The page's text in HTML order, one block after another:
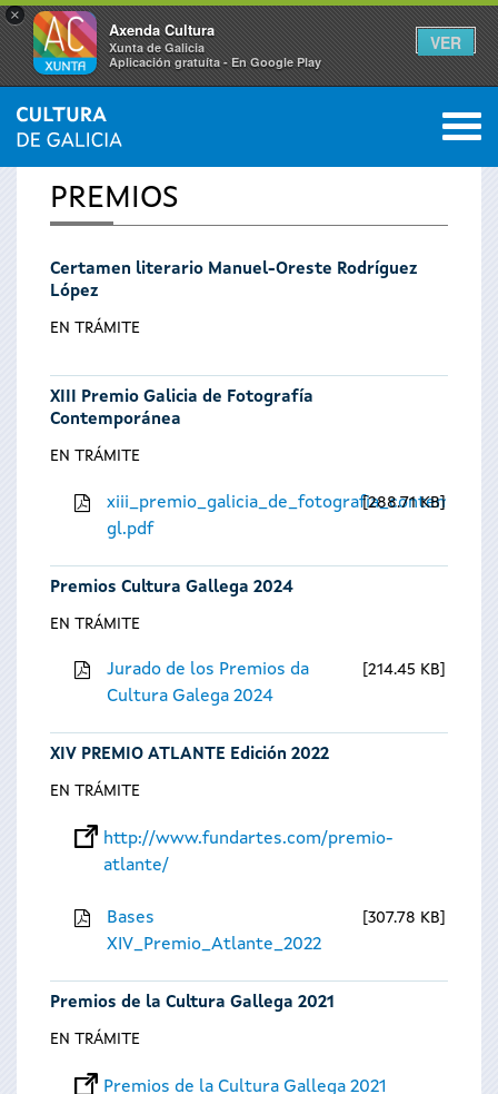
×
Axenda Cultura
Xunta de Galicia
Aplicación gratuíta - En Google Play
VER
Se
encuentra
usted
aquí
INICIO 0
PREMIOS
Certamen literario Manuel-Oreste Rodríguez
López
EN TRÁMITE
XIII Premio Galicia de Fotografía
Contemporánea
EN TRÁMITE
gl.pdf
288.71 KB
Premios Cultura Gallega 2024
EN TRÁMITE
Jurado de los Premios da
Cultura Galega 2024
214.45 KB
XIV PREMIO ATLANTE Edición 2022
EN TRÁMITE
http://www.fundartes.com/premio-
atlante/
Bases
XIV_Premio_Atlante_2022
307.78 KB
Premios de la Cultura Gallega 2021
EN TRÁMITE
Premios de la Cultura Gallega 2021